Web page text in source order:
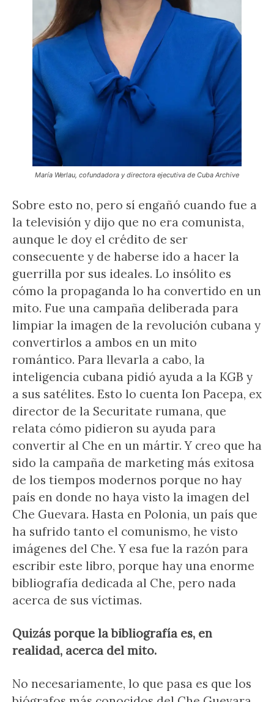
María Werlau, cofundadora y directora ejecutiva de Cuba Archive
Sobre esto no, pero sí engañó cuando fue a
la televisión y dijo que no era comunista,
aunque le doy el crédito de ser
consecuente y de haberse ido a hacer la
guerrilla por sus ideales. Lo insólito es
cómo la propaganda lo ha convertido en un
mito. Fue una campaña deliberada para
limpiar la imagen de la revolución cubana y
convertirlos a ambos en un mito
romántico. Para llevarla a cabo, la
inteligencia cubana pidió ayuda a la KGB y
a sus satélites. Esto lo cuenta Ion Pacepa, ex
director de la Securitate rumana, que
relata cómo pidieron su ayuda para
convertir al Che en un mártir. Y creo que ha
sido la campaña de marketing más exitosa
de los tiempos modernos porque no hay
país en donde no haya visto la imagen del
Che Guevara. Hasta en Polonia, un país que
ha sufrido tanto el comunismo, he visto
imágenes del Che. Y esa fue la razón para
escribir este libro, porque hay una enorme
bibliografía dedicada al Che, pero nada
acerca de sus víctimas.
Quizás porque la bibliografía es, en
realidad, acerca del mito.
No necesariamente, lo que pasa es que los